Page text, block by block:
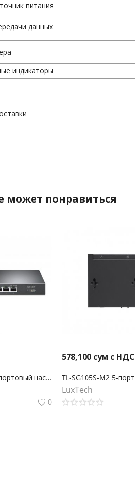
питания
данных
индикаторы
может понравиться
TL-SG105-M2 5-портовый настольный коммутатор 2,5 Гбит/с
0
578,100 сум с НДС
LuxTech